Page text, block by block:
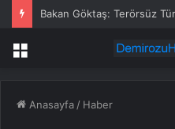
Bakan Göktaş: Terörsüz
Menü
Anasayfa / Haber